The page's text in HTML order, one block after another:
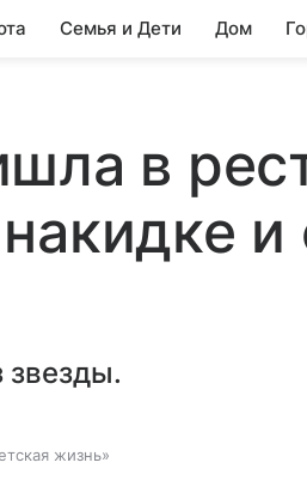
Семья и Дети Дом
в
и
звезды.
жизнь»